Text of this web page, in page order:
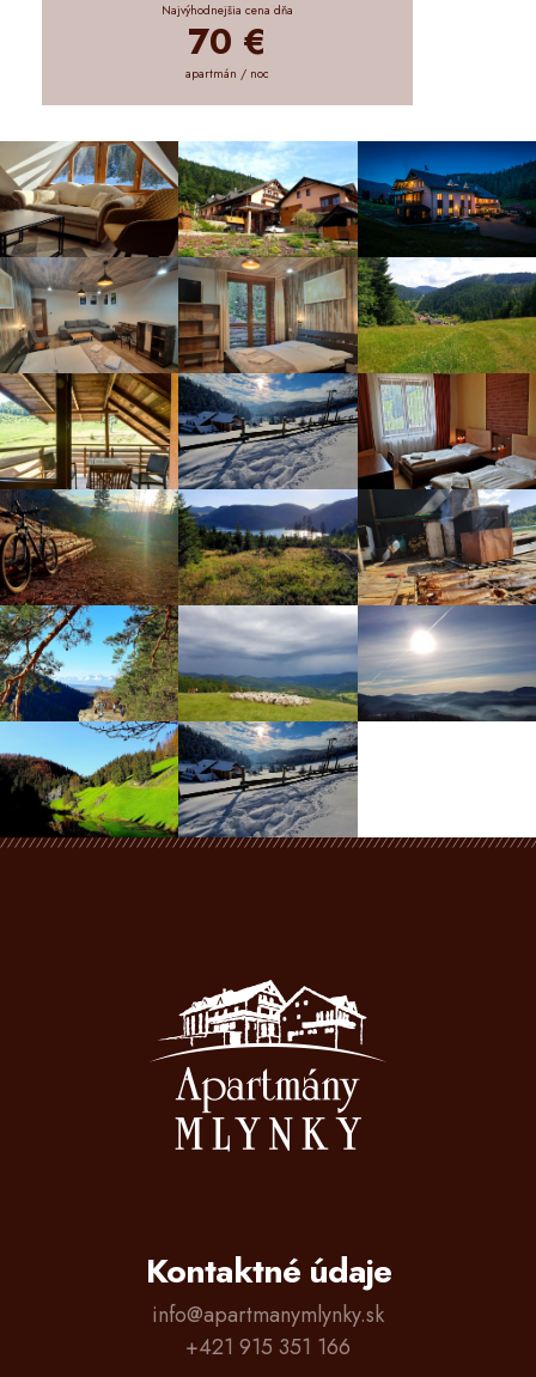
Najvýhodnejšia cena dňa
70 €
apartmán / noc
Kontaktné údaje
info@apartmanymlynky.sk
+421 915 351 166